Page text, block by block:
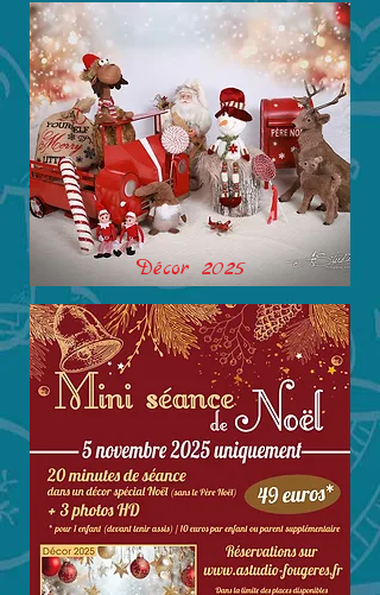
Décor 2025